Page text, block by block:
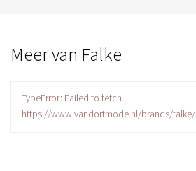
Meer van Falke
TypeError: Failed to fetch
https://www.vandortmode.nl/brands/falke/